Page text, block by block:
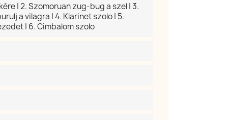
| 2. Szomoruan zug-bug a szel | 3.
a vilagra | 4. Klarinet szolo | 5.
| 6. Cimbalom szolo